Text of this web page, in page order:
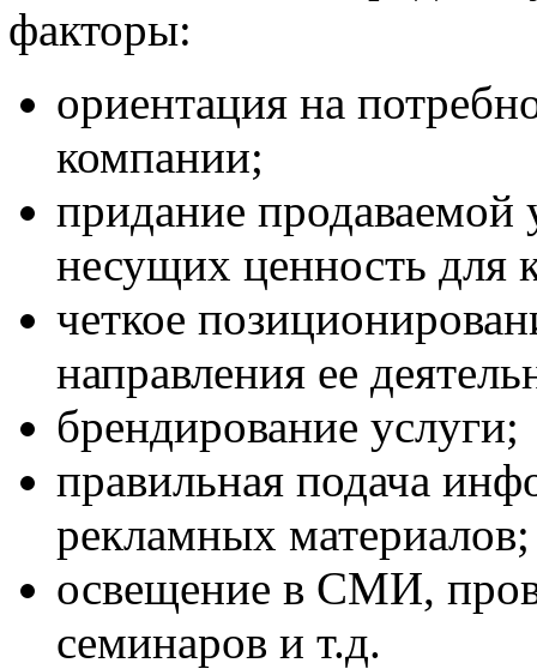
факторы:
ориентация на
компании;
придание продаваемой
несущих ценность для
четкое
направления ее
брендирование услуги;
правильная подача
рекламных материалов;
освещение в СМИ,
семинаров и т.д.